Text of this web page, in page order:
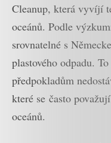
Cleanup, která vyvíjí
oceánů. Podle
srovnatelné s
plastového odpadu.
předpokladům
které se často
oceánů.